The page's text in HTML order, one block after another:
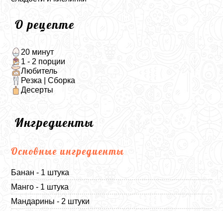
О рецепте
20 минут
1 - 2 порции
Любитель
Резка | Сборка
Десерты
Ингредиенты
Основные ингредиенты
Банан - 1 штука
Манго - 1 штука
Мандарины - 2 штуки